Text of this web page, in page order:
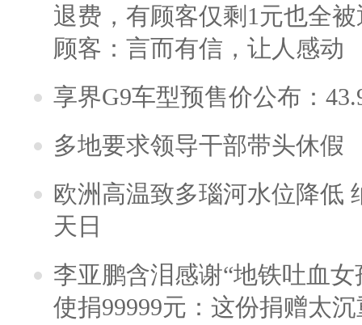
退费，有顾客仅剩1元也全
顾客：言而有信，让人感动
享界G9车型预售价公布：
多地要求领导干部带头休假
欧洲高温致多瑙河水位降低
天日
李亚鹏含泪感谢“地铁吐血
使捐99999元：这份捐赠太